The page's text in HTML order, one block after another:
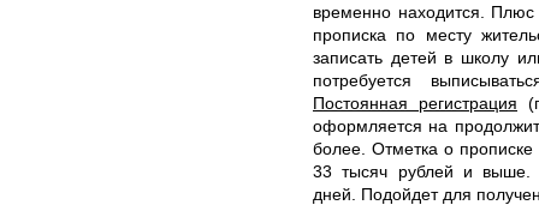
временно находится.
прописка по месту
записать детей в школу
потребуется
Постоянная регистрация
оформляется на
более. Отметка о прописке
33 тысяч рублей и выше.
дней. Подойдет для